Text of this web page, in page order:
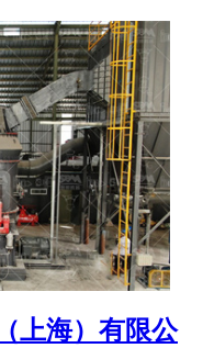
上海）有限公